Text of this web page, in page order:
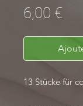
6,00 €
13 Stücke für